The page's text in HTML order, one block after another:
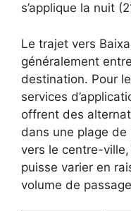
s’applique la nuit
Le trajet vers
généralement entre
destination. Pour
services
offrent des
dans une plage
vers le centre-
puisse varier en
volume de